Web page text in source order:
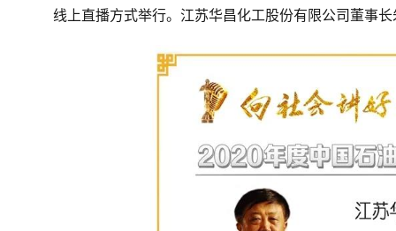
线上直播方式举行。 江苏华昌化工股份有限公司董事